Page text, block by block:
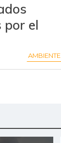
por el
AMBIENTE